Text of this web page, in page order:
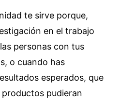
te sirve porque,
en el trabajo
personas con tus
o cuando has
esperados, que
pudieran